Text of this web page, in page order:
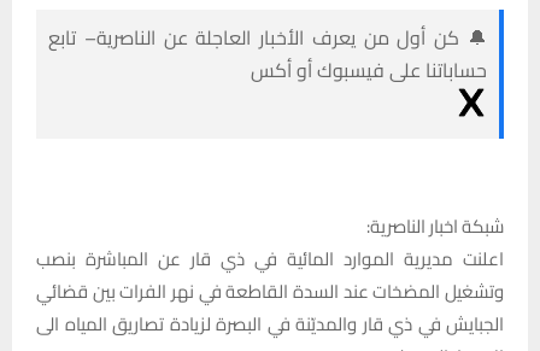
🔔 كن أول من يعرف الأخبار العاجلة عن الناصرية– تابع
حساباتنا على فيسبوك أو أكس
شبكة اخبار الناصرية:
اعلنت مديرية الموارد المائية في ذي قار عن المباشرة بنصب
وتشغيل المضخات عند السدة القاطعة في نهر الفرات بين قضائي
الجبايش في ذي قار والمديّنة في البصرة لزيادة تصاريق المياه الى